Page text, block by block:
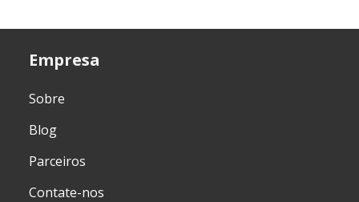
Empresa
Sobre
Blog
Parceiros
Contate-nos